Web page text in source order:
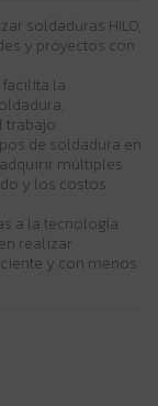
soldaduras HILO,
y proyectos con
facilita la
de soldadura en
múltiples
y los costos
a la tecnología
realizar
y con menos